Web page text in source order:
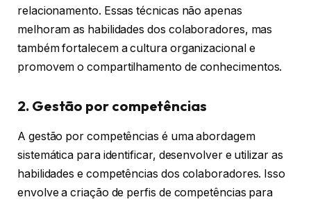
relacionamento. Essas técnicas não apenas
melhoram as habilidades dos colaboradores, mas
também fortalecem a cultura organizacional e
promovem o compartilhamento de conhecimentos.
2. Gestão por competências
A gestão por competências é uma abordagem
sistemática para identificar, desenvolver e utilizar as
habilidades e competências dos colaboradores. Isso
envolve a criação de perfis de competências para